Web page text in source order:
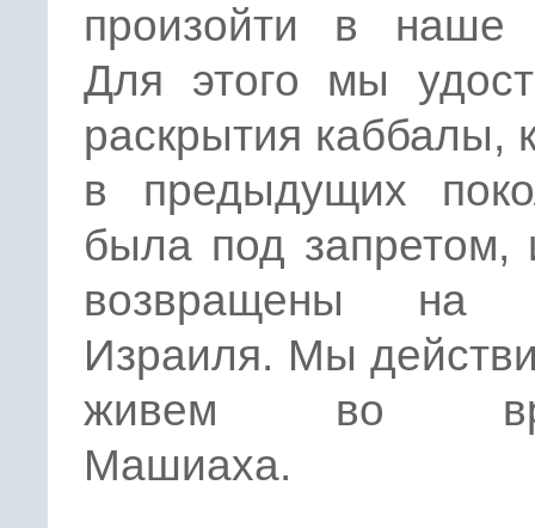
произойти в наше
Для этого мы
раскрытия каббалы,
в предыдущих
была под запретом,
возвращены на
Израиля. Мы
живем во
Машиаха.